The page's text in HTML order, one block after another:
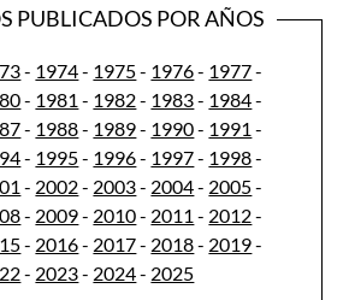
PUBLICADOS POR AÑOS
- 1974- 1975- 1976- 1977-
- 1981 - 1982- 1983- 1984-
- 1988- 1989- 1990- 1991 -
- 1995- 1996- 1997- 1998-
- 2002- 2003- 2004- 2005-
- 2009- 2010- 2011 - 2012-
- 2016- 2017- 2018- 2019-
- 2023- 2024- 2025